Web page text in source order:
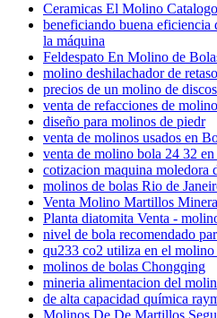
Ceramicas El Molino Catalogo
beneficiando buena eficiencia
la máquina
Feldespato En Molino de
molino deshilachador de
precios de un molino de
venta de refacciones de
diseño para molinos de piedr
venta de molinos usados en
venta de molino bola 24 32
cotizacion maquina moledora
molinos de bolas Rio de
Venta Molino Martillos
Planta diatomita Venta -
nivel de bola recomendado
qu233 co2 utiliza en el molino
molinos de bolas Chongqing
mineria alimentacion del
de alta capacidad química
Molinos De De Martillos